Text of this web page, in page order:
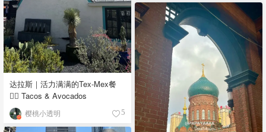
达拉斯｜活力满满的Tex-Mex餐
👉🏼 Tacos & Avocados
樱桃小透明 5